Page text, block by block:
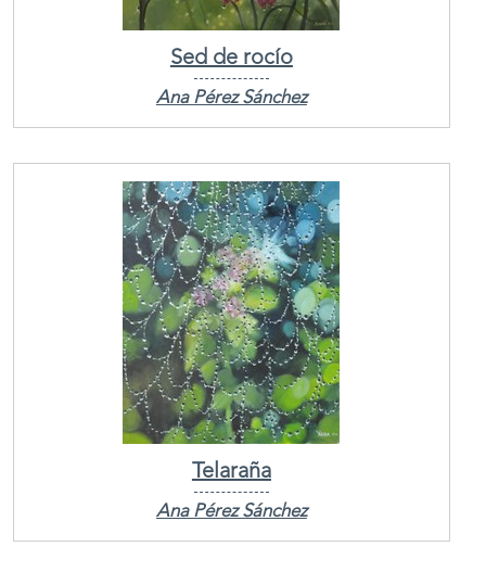
Sed de rocío
Ana Pérez Sánchez
Telaraña
Ana Pérez Sánchez